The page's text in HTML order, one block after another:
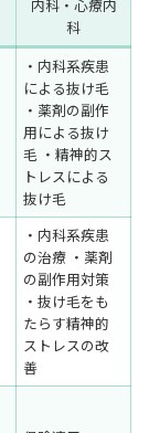
内科・心療内
科
・内科系疾患
による抜け毛
・薬剤の副作
用による抜け
毛 ・精神的ス
トレスによる
抜け毛
・内科系疾患
の治療 ・薬剤
の副作用対策
・抜け毛をも
たらす精神的
ストレスの改
善